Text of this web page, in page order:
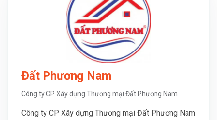
Đất Phương Nam
Công ty CP Xây dựng Thương mại Đất Phương Nam
Công ty CP Xây dựng Thương mại Đất Phương Nam